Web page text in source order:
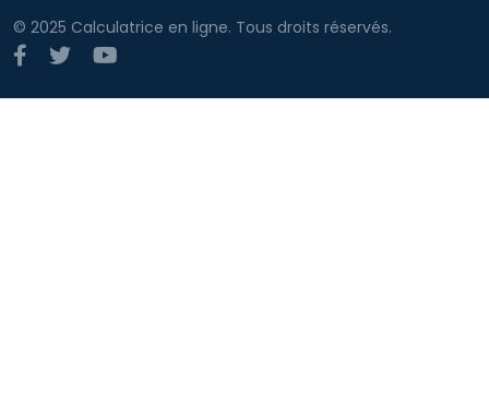
© 2025 Calculatrice en ligne. Tous droits réservés.